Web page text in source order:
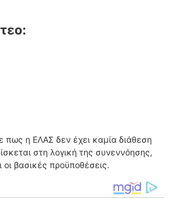
πως η ΕΛΑΣ δεν έχει καμία διάθεση
στη λογική της συνεννόησης,
οι βασικές προϋποθέσεις.